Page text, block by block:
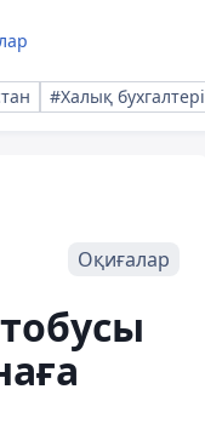
#Халық бухгалтері
Оқиғалар